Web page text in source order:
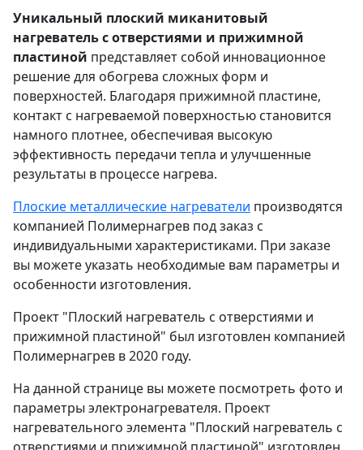
Уникальный плоский миканитовый
нагреватель с отверстиями и прижимной
пластиной представляет собой инновационное
решение для обогрева сложных форм и
поверхностей. Благодаря прижимной пластине,
контакт с нагреваемой поверхностью становится
намного плотнее, обеспечивая высокую
эффективность передачи тепла и улучшенные
результаты в процессе нагрева.
Плоские металлические нагреватели производятся
компанией Полимернагрев под заказ с
индивидуальными характеристиками. При заказе
вы можете указать необходимые вам параметры и
особенности изготовления.
Проект "Плоский нагреватель с отверстиями и
прижимной пластиной" был изготовлен компанией
Полимернагрев в 2020 году.
На данной странице вы можете посмотреть фото и
параметры электронагревателя. Проект
нагревательного элемента "Плоский нагреватель с